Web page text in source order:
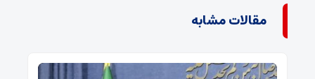
مقالات مشابه